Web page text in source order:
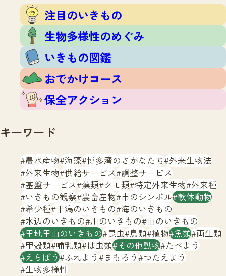
文字サイズ 小 中 大
いきもの図鑑
おでかけコース
保全アクション
調査レポート
調査レポートTOP
調査結果
ふくおかいきものマップ
マッチング
マッチングTOP
掲載申し込みフォーム
お問合せ
生物多様性ふくおかウェブセンターとは
サイトマップ
注目のいきもの
生物多様性のめぐみ
いきもの図鑑
おでかけコース
保全アクション
キーワード
農水産物 海藻 博多湾のさかなたち 外来生物法
外来生物 供給サービス 調整サービス
基盤サービス 藻類 クモ類 特定外来生物 外来種
いきもの観察 農畜産物 市のシンボル 軟体動物
希少種 干潟のいきもの 海のいきもの
水辺のいきもの 川のいきもの 山のいきもの
里地里山のいきもの 昆虫 鳥類 植物 魚類 両生類
甲殻類 哺乳類 は虫類 その他動物 たべよう
えらぼう ふれよう まもろう つたえよう
生物多様性